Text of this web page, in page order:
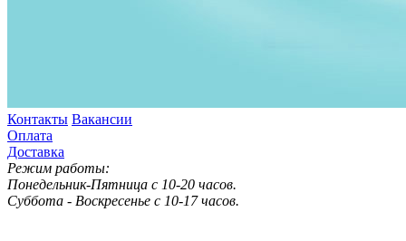
Контакты Вакансии
Оплата
Доставка
Режим работы:
Понедельник-Пятница с 10-20 часов.
Суббота - Воскресенье с 10-17 часов.